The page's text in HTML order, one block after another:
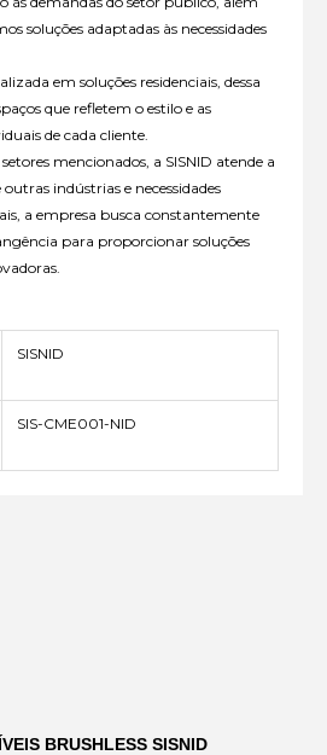
soluções adaptadas às necessidades
em soluções residenciais, dessa
que refletem o estilo e as
de cada cliente.
mencionados, a SISNID atende a
indústrias e necessidades
a empresa busca constantemente
para proporcionar soluções
SISNID
SIS-CME001-NID
BRUSHLESS SISNID